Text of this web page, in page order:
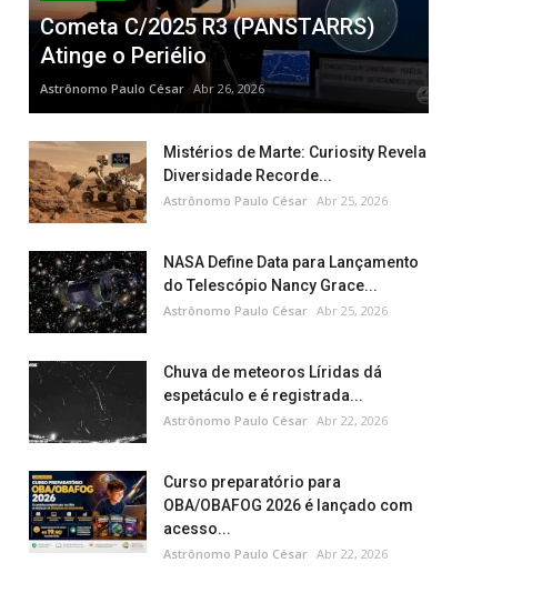
Cometa C/2025 R3 (PANSTARRS)
Atinge o Periélio
Astrônomo Paulo César Abr 26, 2026
Mistérios de Marte: Curiosity Revela
Diversidade Recorde...
Astrônomo Paulo César Abr 25, 2026
NASA Define Data para Lançamento
do Telescópio Nancy Grace...
Astrônomo Paulo César Abr 25, 2026
Chuva de meteoros Líridas dá
espetáculo e é registrada...
Astrônomo Paulo César Abr 22, 2026
Curso preparatório para
OBA/OBAFOG 2026 é lançado com
acesso...
Astrônomo Paulo César Abr 22, 2026